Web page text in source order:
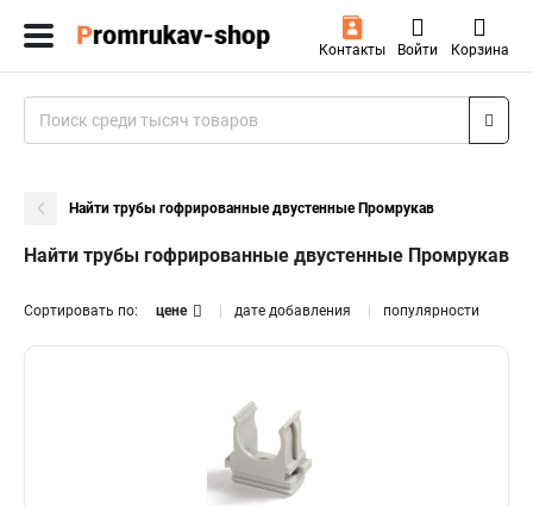
Контакты Войти Корзина
Найти трубы гофрированные двустенные Промрукав
Найти трубы гофрированные двустенные Промрукав
Сортировать по: цене дате добавления популярности